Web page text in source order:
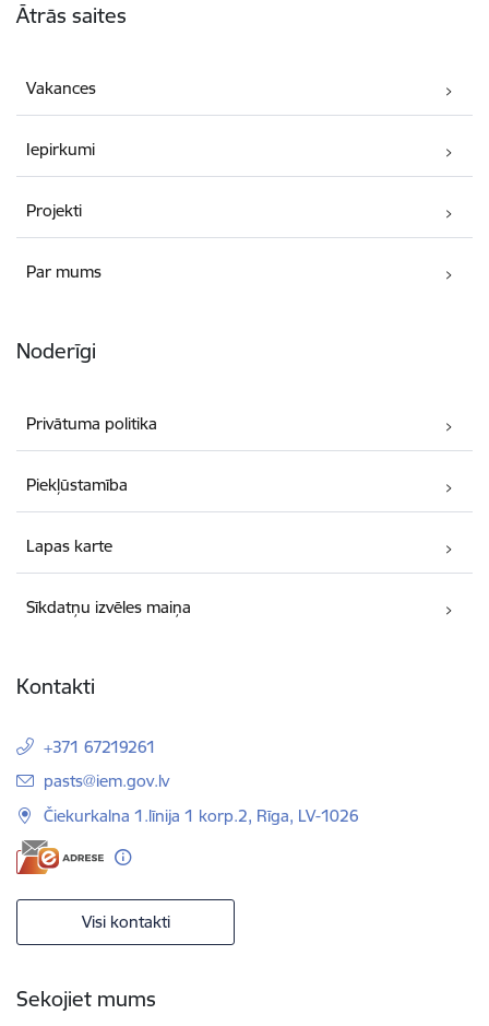
Ātrās saites
Vakances
Iepirkumi
Projekti
Par mums
Noderīgi
Privātuma politika
Piekļūstamība
Lapas karte
Sīkdatņu izvēles maiņa
Kontakti
+371 67219261
E-pasts:
pasts@iem.gov.lv
Čiekurkalna 1.līnija 1 korp.2, Rīga, LV-1026
Visi kontakti
Sekojiet mums